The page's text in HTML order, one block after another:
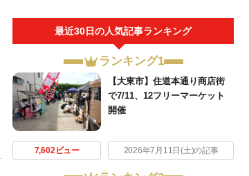
最近30日の人気記事ランキング
ランキング1
【大東市】住道本通り商店街
で7/11、12フリーマーケット
開催
7,602ビュー 2026年7月11日(土)の記事